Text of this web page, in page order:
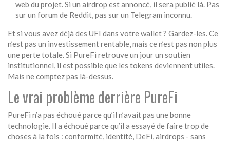
web du projet. Si un airdrop est annoncé, il sera publié là. Pas
sur un forum de Reddit, pas sur un Telegram inconnu.
Et si vous avez déjà des UFI dans votre wallet ? Gardez-les. Ce
n’est pas un investissement rentable, mais ce n’est pas non plus
une perte totale. Si PureFi retrouve un jour un soutien
institutionnel, il est possible que les tokens deviennent utiles.
Mais ne comptez pas là-dessus.
Le vrai problème derrière PureFi
PureFi n’a pas échoué parce qu’il n’avait pas une bonne
technologie. Il a échoué parce qu’il a essayé de faire trop de
choses à la fois : conformité, identité, DeFi, airdrops - sans